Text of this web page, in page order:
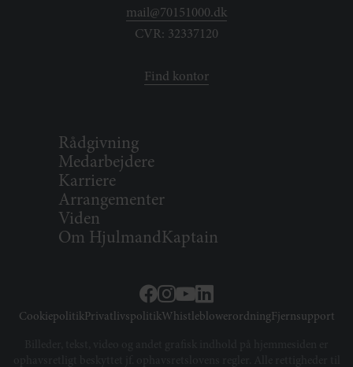
mail@70151000.dk
CVR: 32337120
Find kontor
Rådgivning
Medarbejdere
Karriere
Arrangementer
Viden
Om HjulmandKaptain
CookiepolitikPrivatlivspolitikWhistleblowerordningFjernsupport